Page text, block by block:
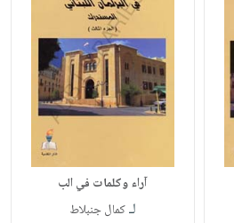
آراء وكلمات في الب
لـكمال جنبلاط